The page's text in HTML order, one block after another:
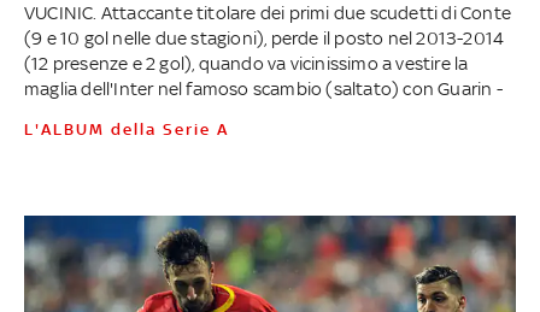
VUCINIC. Attaccante titolare dei primi due scudetti di Conte
(9 e 10 gol nelle due stagioni), perde il posto nel 2013-2014
(12 presenze e 2 gol), quando va vicinissimo a vestire la
maglia dell'Inter nel famoso scambio (saltato) con Guarin -
L'ALBUM della Serie A